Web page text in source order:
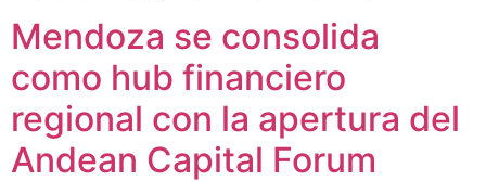
Mendoza se consolida
como hub financiero
regional con la apertura del
Andean Capital Forum